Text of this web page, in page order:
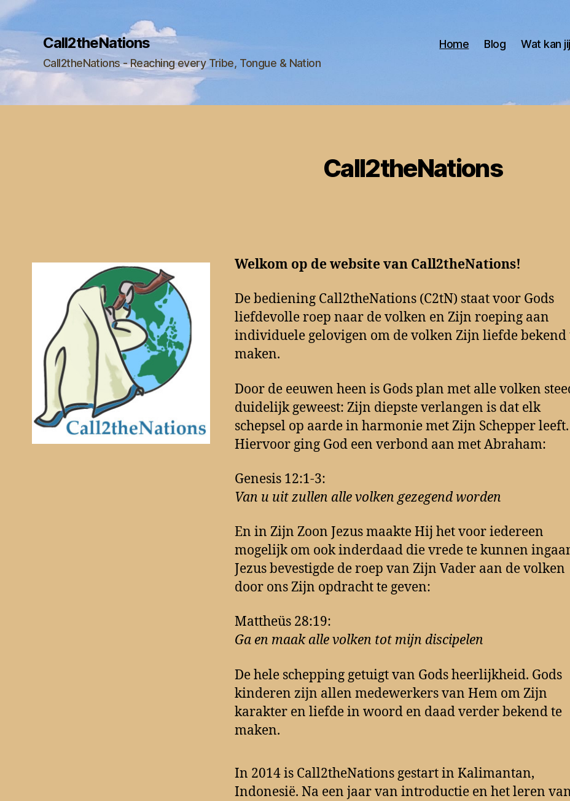
Call2theNations
Call2theNations - Reaching every Tribe, Tongue & Nation
Home Blog Wat kan
Call2theNations
Welkom op de website van Call2theNations!
De bediening Call2theNations (C2tN) staat voor Gods
liefdevolle roep naar de volken en Zijn roeping aan
individuele gelovigen om de volken Zijn liefde bekend
maken.
Door de eeuwen heen is Gods plan met alle volken
duidelijk geweest: Zijn diepste verlangen is dat elk
schepsel op aarde in harmonie met Zijn Schepper leeft.
Hiervoor ging God een verbond aan met Abraham:
Genesis 12:1-3:
Van u uit zullen alle volken gezegend worden
En in Zijn Zoon Jezus maakte Hij het voor iedereen
mogelijk om ook inderdaad die vrede te kunnen
Jezus bevestigde de roep van Zijn Vader aan de volken
door ons Zijn opdracht te geven:
Mattheüs 28:19:
Ga en maak alle volken tot mijn discipelen
De hele schepping getuigt van Gods heerlijkheid. Gods
kinderen zijn allen medewerkers van Hem om Zijn
karakter en liefde in woord en daad verder bekend te
maken.
In 2014 is Call2theNations gestart in Kalimantan,
Indonesië. Na een jaar van introductie en het leren